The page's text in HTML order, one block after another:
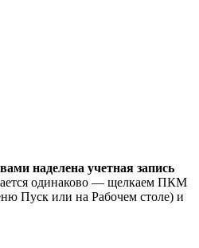
наделена учетная запись
одинаково — щелкаем ПКМ
Пуск или на Рабочем столе) и